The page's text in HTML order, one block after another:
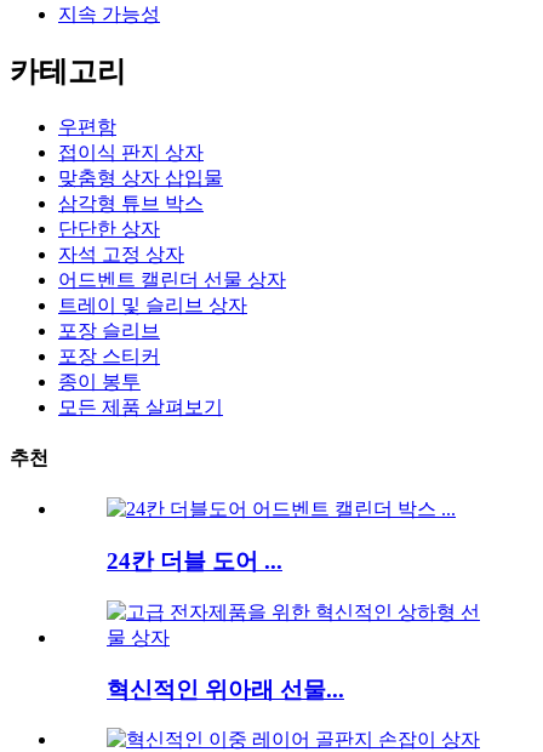
지속 가능성
카테고리
우편함
접이식 판지 상자
맞춤형 상자 삽입물
삼각형 튜브 박스
단단한 상자
자석 고정 상자
어드벤트 캘린더 선물 상자
트레이 및 슬리브 상자
포장 슬리브
포장 스티커
종이 봉투
모든 제품 살펴보기
추천
24칸 더블 도어 ...
혁신적인 위아래 선물...